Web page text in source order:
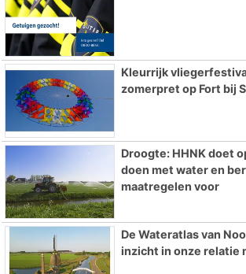
Kleurrijk
zomerpret op Fort bij
Droogte: HHNK doet
doen met water en
maatregelen voor
De Wateratlas van
inzicht in onze relatie